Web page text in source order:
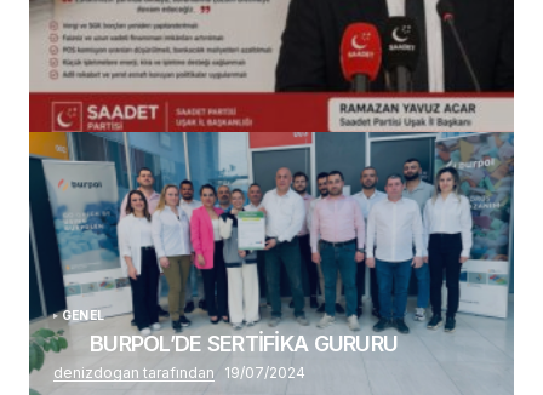
(başlıksız)
Alaattin Karahan tarafından 14/07/2026
GENEL
BURPOL’DE SERTİFİKA GURURU
denizdogan tarafından 19/07/2024